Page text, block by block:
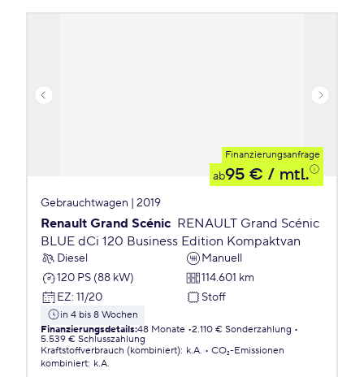
Finanzierungsanfrage
ab95 € / mtl.
Gebrauchtwagen | 2019
Renault Grand Scénic RENAULT Grand Scénic
BLUE dCi 120 Business Edition Kompaktvan
Diesel
Manuell
120 PS (88 kW)
114.601 km
EZ: 11/20 Stoff
in 4 bis 8 Wochen
Finanzierungsdetails:48 Monate 2.110 € Sonderzahlung
5.539 € Schlusszahlung
Kraftstoffverbrauch (kombiniert): k.A.
CO₂-Emissionen
kombiniert: k.A.